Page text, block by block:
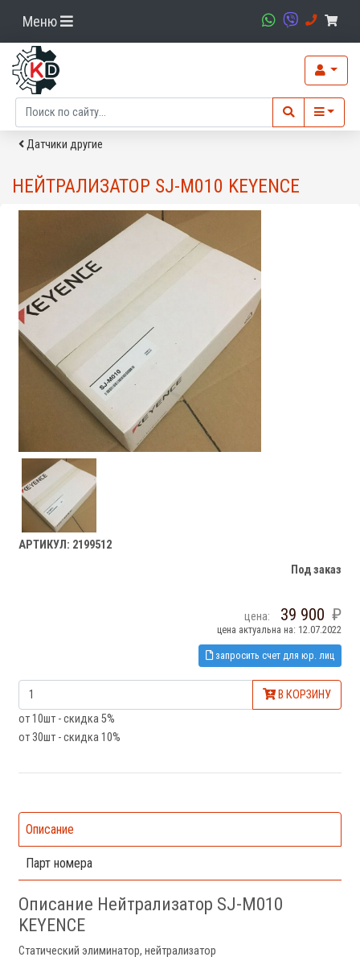
Меню
Датчики другие
НЕЙТРАЛИЗАТОР SJ-M010 KEYENCE
АРТИКУЛ: 2199512
Под заказ
цена: 39 900
цена актуальна на: 12.07.2022
запросить счет для юр. лиц
В КОРЗИНУ
от 10шт - скидка 5%
от 30шт - скидка 10%
Описание
Парт номера
Описание Нейтрализатор SJ-M010
KEYENCE
Статический элиминатор, нейтрализатор